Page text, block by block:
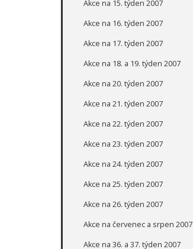
Akce na 15. týden 2007
Akce na 16. týden 2007
Akce na 17. týden 2007
Akce na 18. a 19. týden 2007
Akce na 20. týden 2007
Akce na 21. týden 2007
Akce na 22. týden 2007
Akce na 23. týden 2007
Akce na 24. týden 2007
Akce na 25. týden 2007
Akce na 26. týden 2007
Akce na červenec a srpen 2007
Akce na 36. a 37. týden 2007